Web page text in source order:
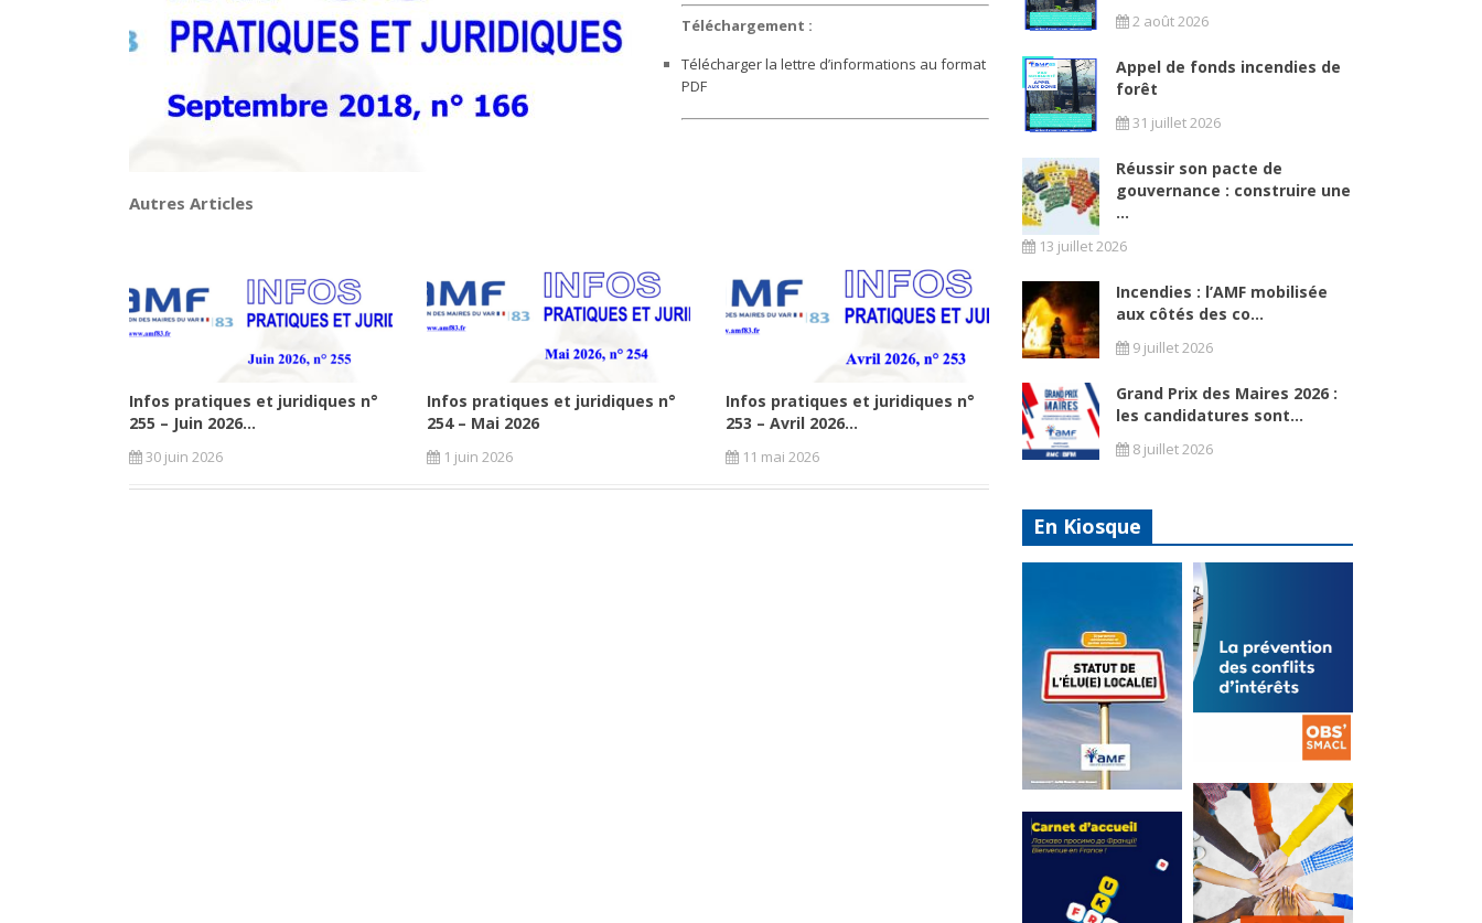
Téléchargement :
Télécharger la lettre d’informations au format
PDF
Autres Articles
Infos pratiques et juridiques n°
255 – Juin 2026...
30 juin 2026
Infos pratiques et juridiques n°
254 – Mai 2026
1 juin 2026
Infos pratiques et juridiques n°
253 – Avril 2026...
11 mai 2026
2 août 2026
Appel de fonds incendies de
forêt
31 juillet 2026
Réussir son pacte de
gouvernance : construire une
...
13 juillet 2026
Incendies : l’AMF mobilisée
aux côtés des co...
9 juillet 2026
Grand Prix des Maires 2026 :
les candidatures sont...
8 juillet 2026
En Kiosque
Statut de
l’élu local
Mise à jour avril
2024
La
prévention
des conflits
d’intérêts
18 septembre 2023
FEUILLETER